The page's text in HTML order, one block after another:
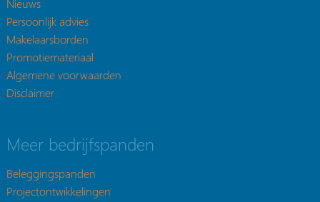
Nieuws
Persoonlijk advies
Makelaarsborden
Promotiemateriaal
Algemene voorwaarden
Disclaimer
Meer bedrijfspanden
Beleggingspanden
Projectontwikkelingen